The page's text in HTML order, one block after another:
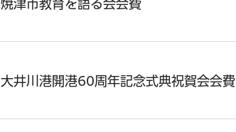
焼津市教育を語る会会費
大井川港開港60周年記念式典祝賀会会費